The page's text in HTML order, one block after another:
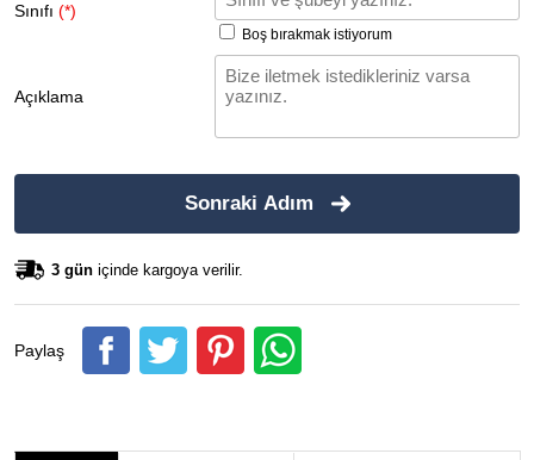
Sınıfı (*)
Boş bırakmak istiyorum
Açıklama
Sonraki Adım
3 gün içinde kargoya verilir.
Paylaş